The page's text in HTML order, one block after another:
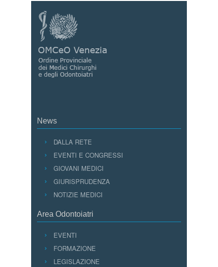
News
DALLA RETE
EVENTI E CONGRESSI
GIOVANI MEDICI
GIURISPRUDENZA
NOTIZIE MEDICI
Area Odontoiatri
EVENTI
FORMAZIONE
LEGISLAZIONE